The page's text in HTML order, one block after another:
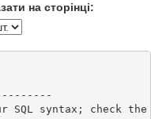
на сторінці:
SQL syntax; check